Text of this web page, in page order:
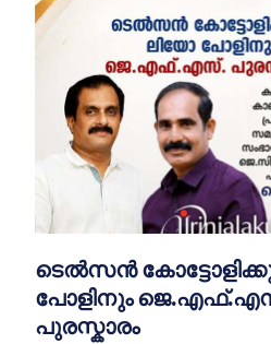
ടെൽസൻ
പോളിനും
പുരസ്കാരം